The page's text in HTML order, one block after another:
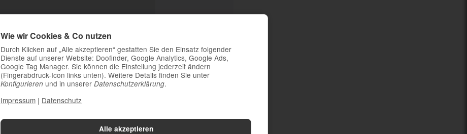
Alle akzeptieren
Wie wir Cookies & Co nutzen
Durch Klicken auf „Alle akzeptieren“ gestatten Sie den Einsatz folgender
Dienste auf unserer Website: Doofinder, Google Analytics, Google Ads,
Google Tag Manager. Sie können die Einstellung jederzeit ändern
(Fingerabdruck-Icon links unten). Weitere Details finden Sie unter
Konfigurieren und in unserer Datenschutzerklärung.
Impressum | Datenschutz